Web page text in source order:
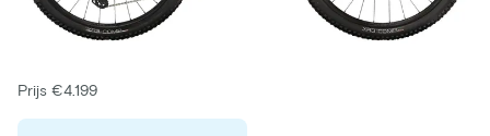
Prijs €4.199